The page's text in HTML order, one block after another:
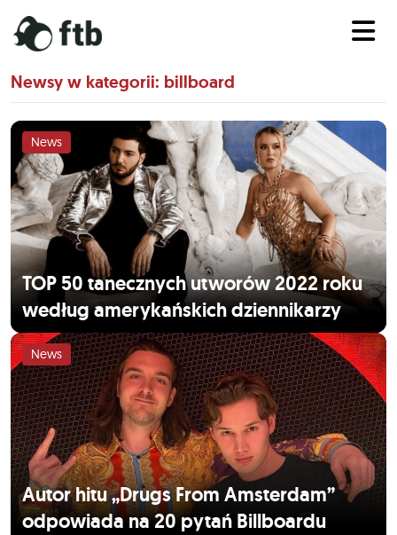
Newsy w kategorii: billboard
TOP 50 tanecznych utworów 2022 roku
według amerykańskich dziennikarzy
News
Autor hitu „Drugs From Amsterdam”
odpowiada na 20 pytań Billboardu
News